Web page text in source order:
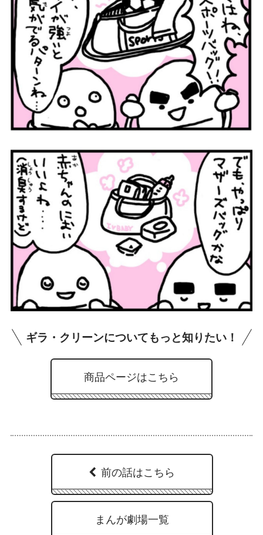
ギラ・クリーンについてもっと知りたい！
商品ページはこちら
前の話はこちら
まんが劇場一覧